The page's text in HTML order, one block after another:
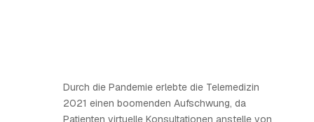
Durch die Pandemie erlebte die Telemedizin
2021 einen boomenden Aufschwung, da
Patienten virtuelle Konsultationen anstelle von